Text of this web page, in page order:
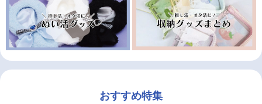
おすすめ特集